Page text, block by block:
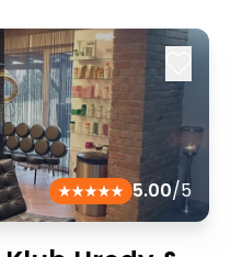
5.00/5